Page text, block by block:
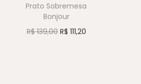
Prato Sobremesa
Bonjour
R$139,00 R$ 111,20